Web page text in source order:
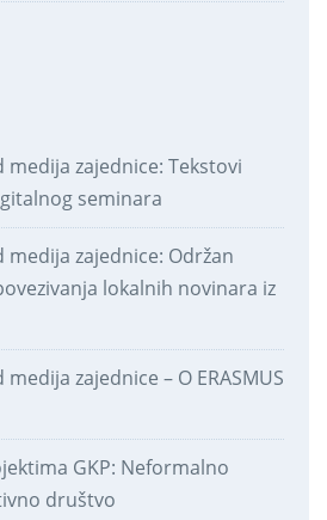
zajednice: Tekstovi
seminara
zajednice: Održan
lokalnih novinara iz
zajednice – O ERASMUS
GKP: Neformalno
društvo